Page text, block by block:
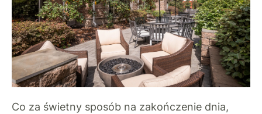
Co za świetny sposób na zakończenie dnia,